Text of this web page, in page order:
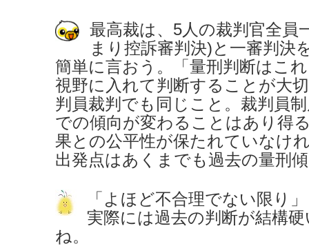
最高裁は、5人の裁判官全員
まり控訴審判決)と一審判決
簡単に言おう。「量刑判断はこ
視野に入れて判断することが大
判員裁判でも同じこと。裁判員
での傾向が変わることはあり得
果との公平性が保たれていなけ
出発点はあくまでも過去の量刑
「よほど不合理でない限り
実際には過去の判断が結構
ね。